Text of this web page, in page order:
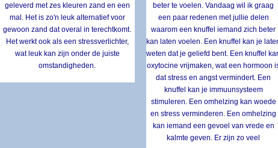
geleverd met zes kleuren zand en een
mal. Het is zo'n leuk alternatief voor
gewoon zand dat overal in terechtkomt.
Het werkt ook als een stressverlichter,
wat leuk kan zijn onder de juiste
omstandigheden.
beter te voelen. Vandaag wil ik graag
een paar redenen met jullie delen
waarom een knuffel iemand zich beter
kan laten voelen. Een knuffel kan je
weten dat je geliefd bent. Een knuffel
oxytocine vrijmaken, wat een hormoon
dat stress en angst vermindert. Een
knuffel kan je immuunsysteem
stimuleren. Een omhelzing kan woede
en stress verminderen. Een omhelzing
kan iemand een gevoel van vrede en
kalmte geven. Er zijn zo veel